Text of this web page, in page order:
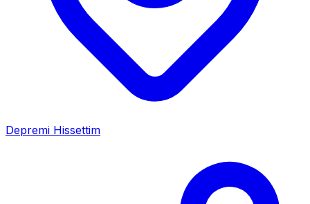
Depremi Hissettim